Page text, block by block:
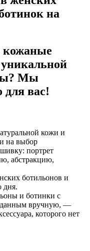
на
кожаные
Мы
для вас!
кожи и
на выбор
портрет
абстракцию,
ботильонов и
дня.
и ботинки с
вручную, —
которого нет